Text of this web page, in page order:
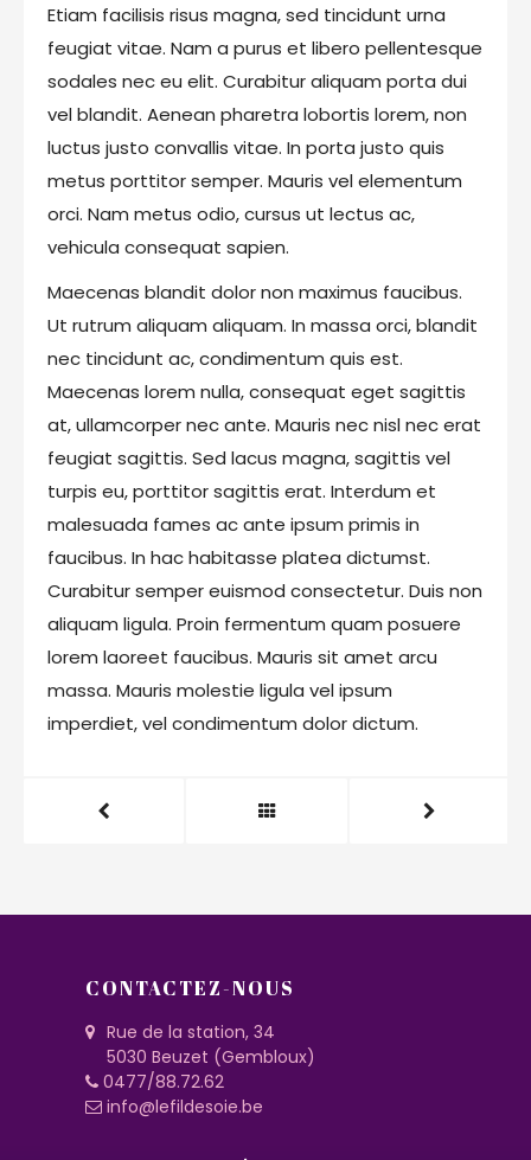
Etiam facilisis risus magna, sed tincidunt urna
feugiat vitae. Nam a purus et libero pellentesque
sodales nec eu elit. Curabitur aliquam porta dui
vel blandit. Aenean pharetra lobortis lorem, non
luctus justo convallis vitae. In porta justo quis
metus porttitor semper. Mauris vel elementum
orci. Nam metus odio, cursus ut lectus ac,
vehicula consequat sapien.
Maecenas blandit dolor non maximus faucibus.
Ut rutrum aliquam aliquam. In massa orci, blandit
nec tincidunt ac, condimentum quis est.
Maecenas lorem nulla, consequat eget sagittis
at, ullamcorper nec ante. Mauris nec nisl nec erat
feugiat sagittis. Sed lacus magna, sagittis vel
turpis eu, porttitor sagittis erat. Interdum et
malesuada fames ac ante ipsum primis in
faucibus. In hac habitasse platea dictumst.
Curabitur semper euismod consectetur. Duis non
aliquam ligula. Proin fermentum quam posuere
lorem laoreet faucibus. Mauris sit amet arcu
massa. Mauris molestie ligula vel ipsum
imperdiet, vel condimentum dolor dictum.
CONTACTEZ-NOUS
Rue de la station, 34
5030 Beuzet (Gembloux)
0477/88.72.62
info@lefildesoie.be